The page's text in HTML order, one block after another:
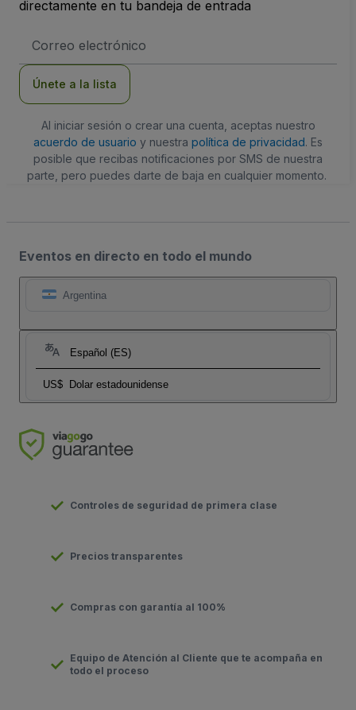
directamente en tu bandeja de entrada
de
Únete a la lista
Al iniciar sesión o crear una cuenta, aceptas nuestro
acuerdo de usuario y nuestra política de privacidad. Es
posible que recibas notificaciones por SMS de nuestra
parte, pero puedes darte de baja en cualquier momento.
Eventos en directo en todo el mundo
Argentina
Español (ES)
US$ Dolar estadounidense
Controles de seguridad de primera clase
Precios transparentes
Compras con garantía al 100%
Equipo de Atención al Cliente que te acompaña en
todo el proceso